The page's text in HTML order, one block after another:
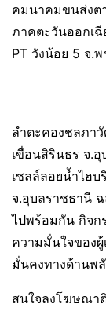
คมนาคมขนส่งต
ภาคตะวันออกเฉี
PT วังน้อย 5 จ.
ลำตะคองชลภา
เขื่อนสิรินธร จ.
เซลล์ลอยน้ำไฮ
จ.อุบลราชธานี
ไปพร้อมกัน กิจก
ความมั่นใจของ
มั่นคงทางด้านพ
สนใจลงโฆษณา